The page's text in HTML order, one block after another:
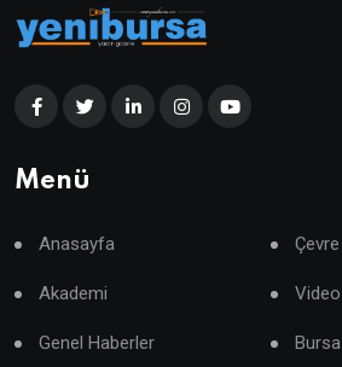
Menü
Anasayfa Çevre
Akademi Video
Genel Haberler Bursa